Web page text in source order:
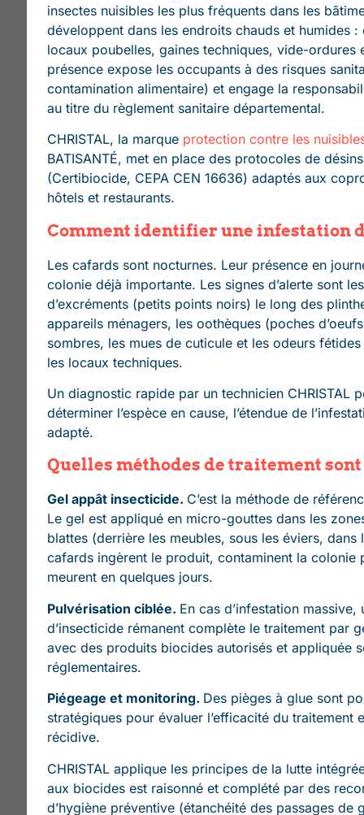
insectes nuisibles les plus fréquents dans les
développent dans les endroits chauds et humides
locaux poubelles, gaines techniques, vide-ordures
présence expose les occupants à des risques
contamination alimentaire) et engage la
au titre du règlement sanitaire départemental.
CHRISTAL, la marque protection contre les
BATISANTÉ, met en place des protocoles de
(Certibiocide, CEPA CEN 16636) adaptés aux
hôtels et restaurants.
Comment identifier une infestation
Les cafards sont nocturnes. Leur présence en
colonie déjà importante. Les signes d’alerte sont
d’excréments (petits points noirs) le long des
appareils ménagers, les oothèques (poches
sombres, les mues de cuticule et les odeurs
les locaux techniques.
Un diagnostic rapide par un technicien CHRISTAL
déterminer l’espèce en cause, l’étendue de
adapté.
Quelles méthodes de traitement
Gel appât insecticide. C’est la méthode de
Le gel est appliqué en micro-gouttes dans les
blattes (derrière les meubles, sous les éviers, dans
cafards ingèrent le produit, contaminent la colonie
meurent en quelques jours.
Pulvérisation ciblée. En cas d’infestation massive,
d’insecticide rémanent complète le traitement par
avec des produits biocides autorisés et appliquée
réglementaires.
Piégeage et monitoring. Des pièges à glue sont
stratégiques pour évaluer l’efficacité du traitement
récidive.
CHRISTAL applique les principes de la lutte
aux biocides est raisonné et complété par des
d’hygiène préventive (étanchéité des passages de